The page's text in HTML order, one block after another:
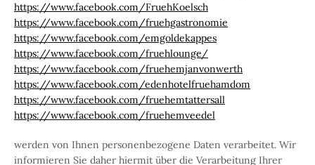
https://www.facebook.com/FruehKoelsch
https://www.facebook.com/fruehgastronomie
https://www.facebook.com/emgoldekappes
https://www.facebook.com/fruehlounge/
https://www.facebook.com/fruehemjanvonwerth
https://www.facebook.com/edenhotelfruehamdom
https://www.facebook.com/fruehemtattersall
https://www.facebook.com/fruehemveedel
werden von Ihnen personenbezogene Daten verarbeitet. Wir
informieren Sie daher hiermit über die Verarbeitung Ihrer